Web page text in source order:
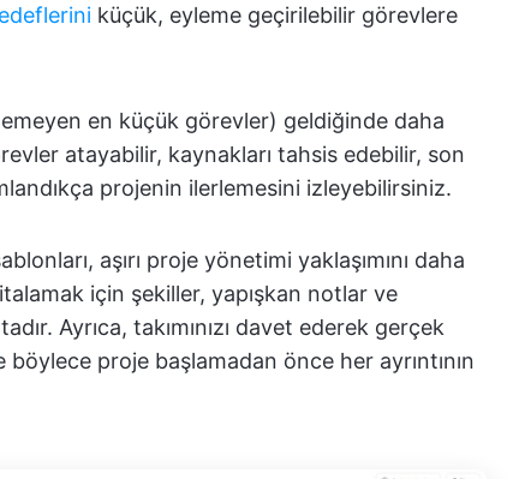
küçük, eyleme geçirilebilir görevlere
en küçük görevler) geldiğinde daha
atayabilir, kaynakları tahsis edebilir, son
projenin ilerlemesini izleyebilirsiniz.
aşırı proje yönetimi yaklaşımını daha
için şekiller, yapışkan notlar ve
Ayrıca, takımınızı davet ederek gerçek
proje başlamadan önce her ayrıntının